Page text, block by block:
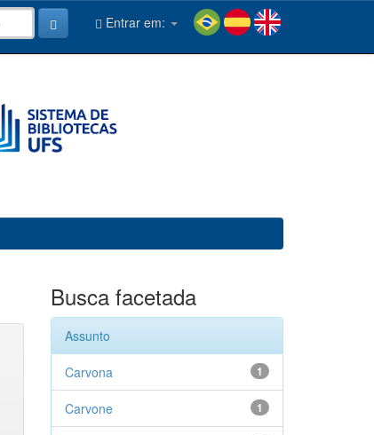
Entrar em:
Busca facetada
Assunto
1
Carvona
1
Carvone